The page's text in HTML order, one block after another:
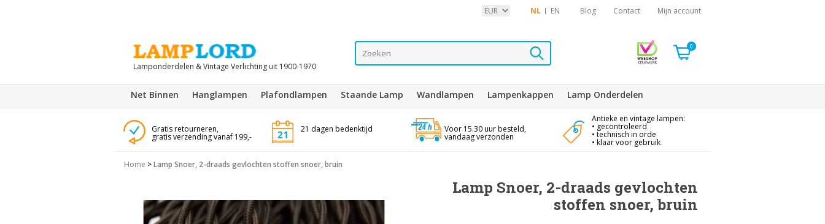
NL EN Blog Contact Mijn account
Lamponderdelen & Vintage Verlichting uit 1900-1970
0
Net Binnen Hanglampen Plafondlampen Staande Lamp Wandlampen Lampenkappen Lamp Onderdelen
Gratis retourneren,
gratis verzending vanaf 199,-
21 dagen bedenktijd Voor 15.30 uur besteld,
vandaag verzonden
Antieke en vintage lampen:
• gecontroleerd
• technisch in orde
• klaar voor gebruik
Home >Lamp Snoer, 2-draads gevlochten stoffen snoer, bruin
Lamp Snoer, 2-draads gevlochten
stoffen snoer, bruin